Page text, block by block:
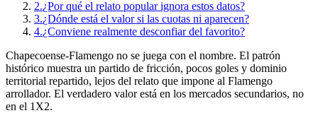
2.¿Por qué el relato popular ignora estos datos?
3.¿Dónde está el valor si las cuotas ni aparecen?
4.¿Conviene realmente desconfiar del favorito?
Chapecoense-Flamengo no se juega con el nombre. El patrón
histórico muestra un partido de fricción, pocos goles y dominio
territorial repartido, lejos del relato que impone al Flamengo
arrollador. El verdadero valor está en los mercados secundarios, no
en el 1X2.